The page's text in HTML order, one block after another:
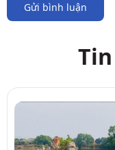
Gửi bình luận